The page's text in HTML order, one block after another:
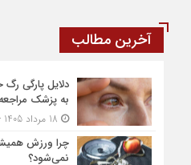
آخرین مطالب
دلایل پارگی
به پزشک
چرا ورزش
نمی‌شود؟